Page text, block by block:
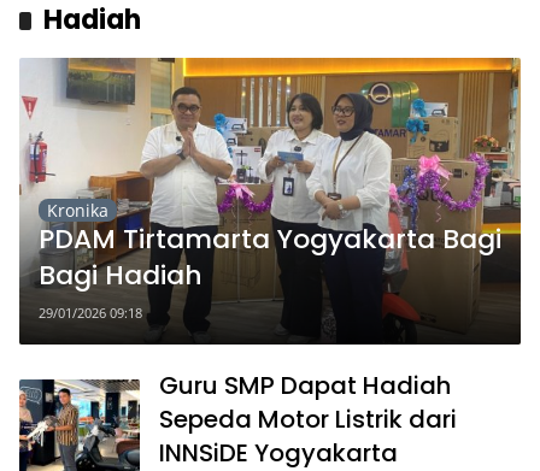
Hadiah
Kronika
PDAM Tirtamarta Yogyakarta Bagi
Bagi Hadiah
29/01/2026 09:18
Guru SMP Dapat Hadiah
Sepeda Motor Listrik dari
INNSiDE Yogyakarta